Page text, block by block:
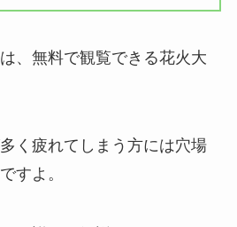
、無料で観覧できる花火大
く疲れてしまう方には穴場
すよ。